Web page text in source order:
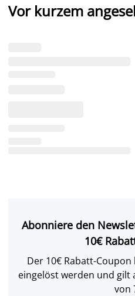
Vor kurzem
Abonniere den
10€
Der 10€ Rabatt-
eingelöst werden und gilt
von